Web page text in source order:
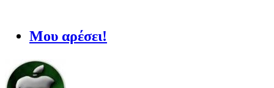
Μου αρέσει!